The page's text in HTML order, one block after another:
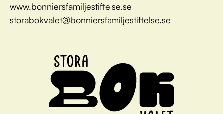
www.bonniersfamiljestiftelse.se
storabokvalet@bonniersfamiljestiftelse.se